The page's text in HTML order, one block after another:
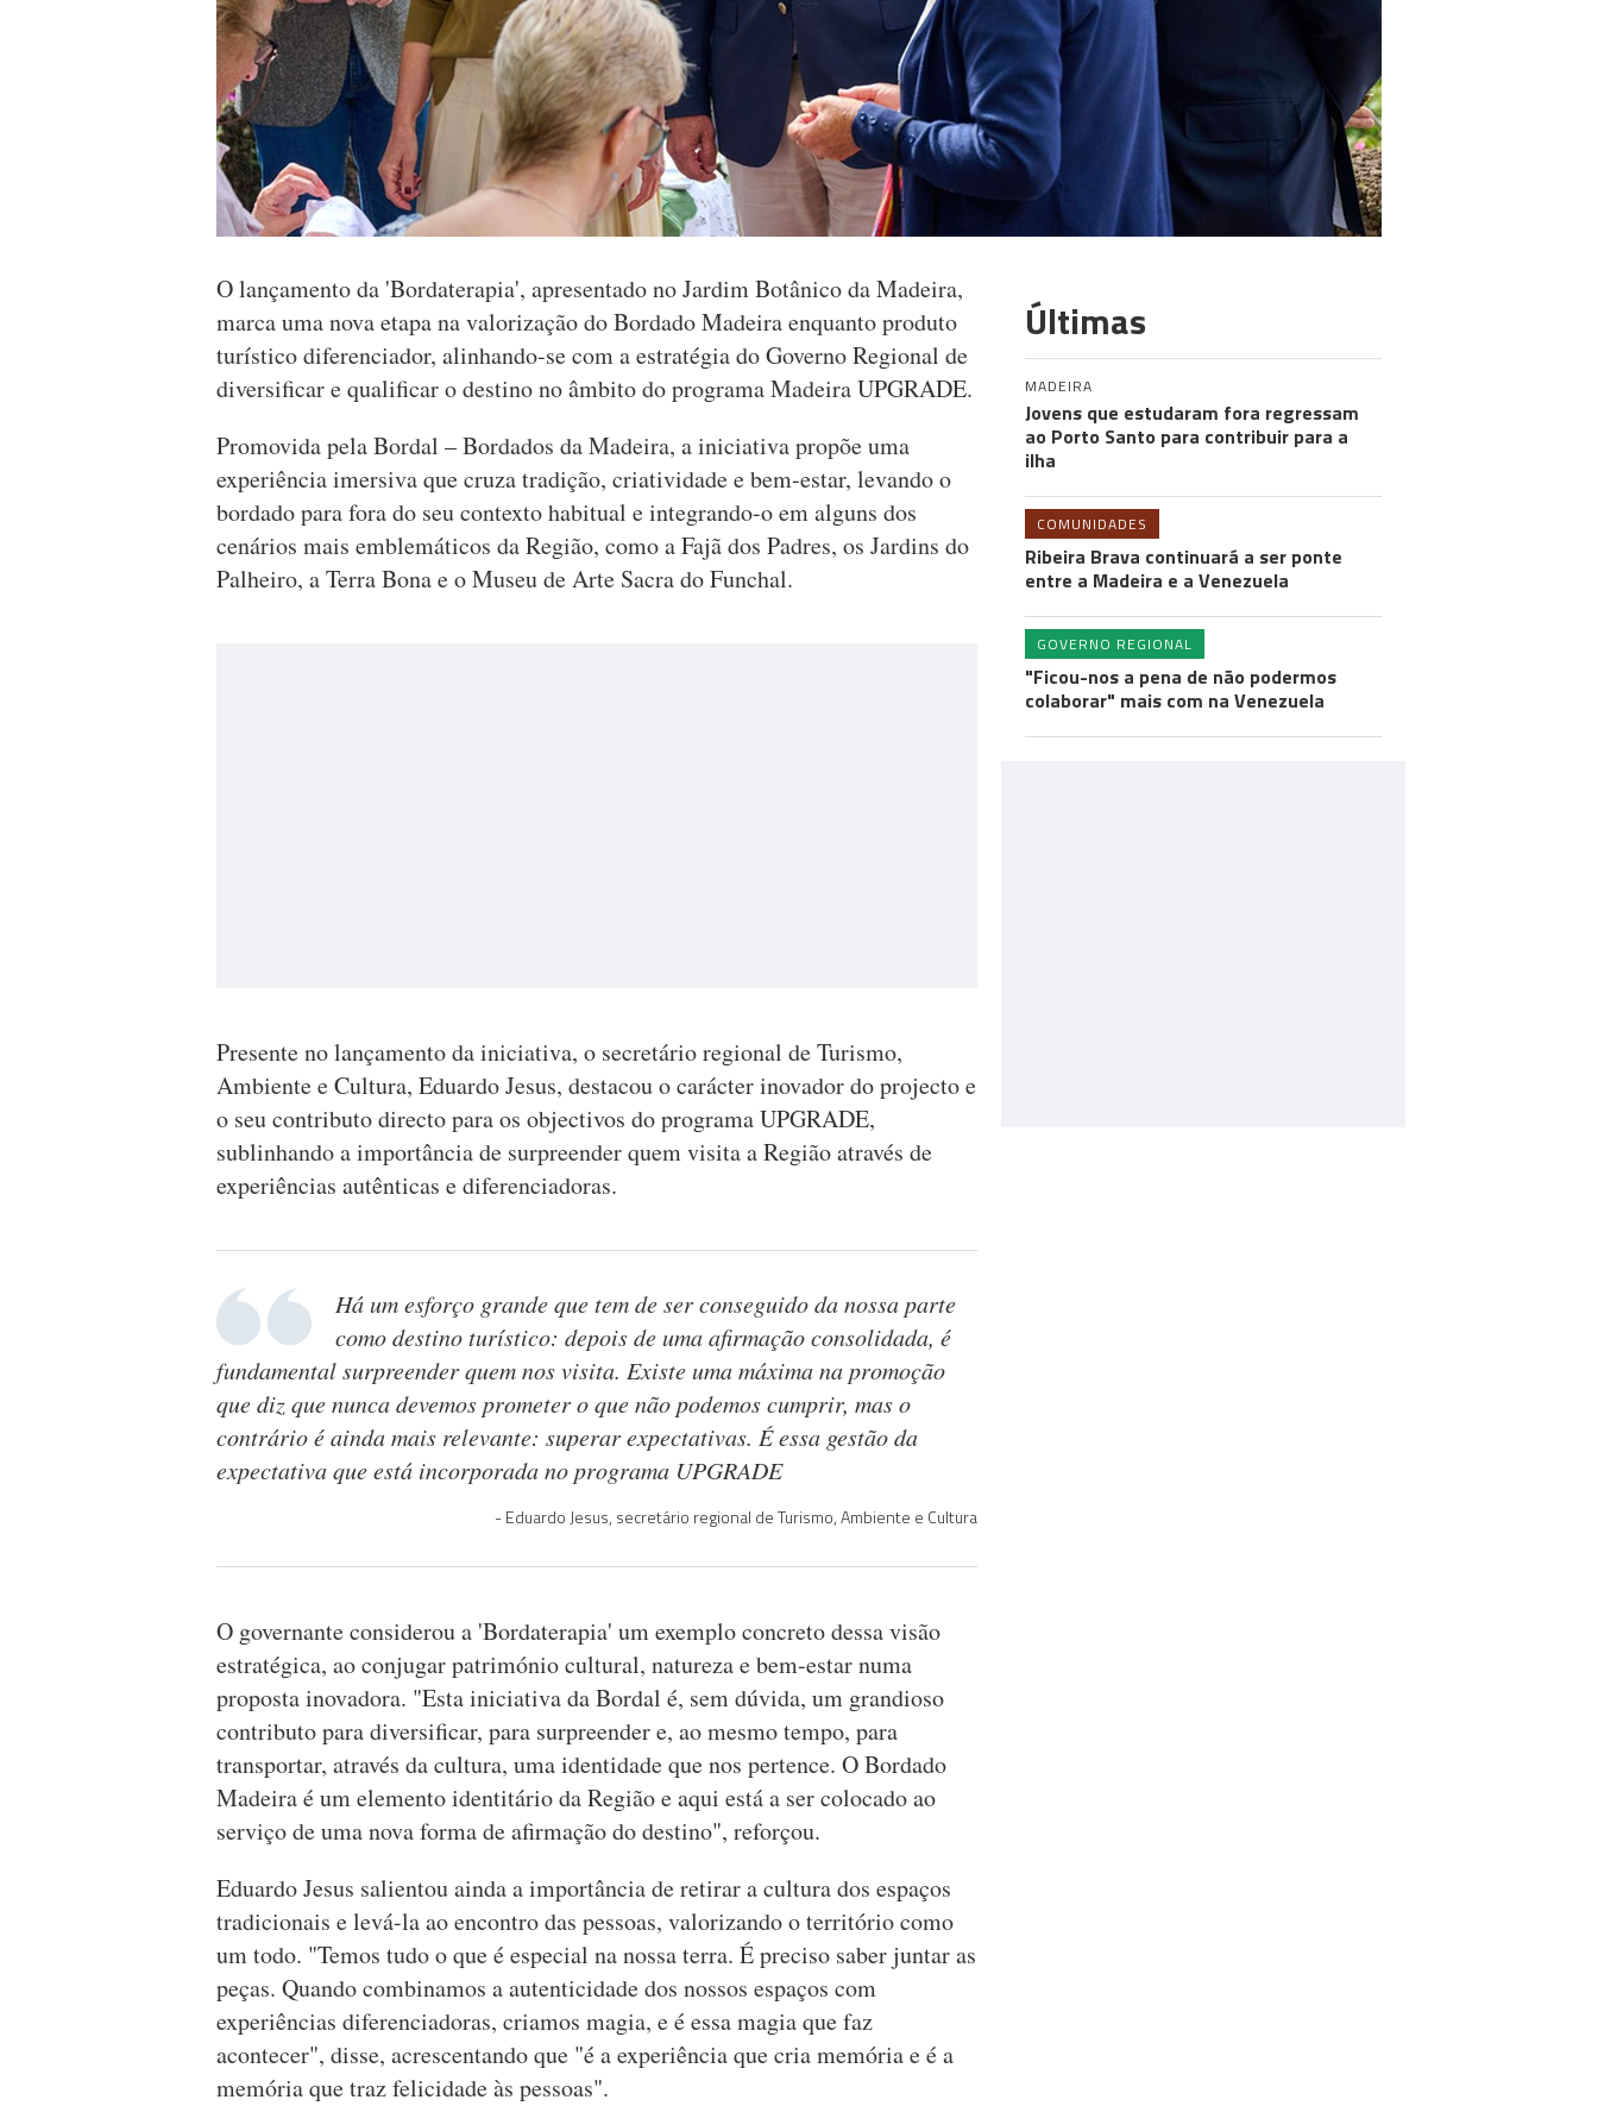
O lançamento da 'Bordaterapia', apresentado no Jardim Botânico da Madeira,
marca uma nova etapa na valorização do Bordado Madeira enquanto produto
turístico diferenciador, alinhando-se com a estratégia do Governo Regional de
diversificar e qualificar o destino no âmbito do programa Madeira UPGRADE.
Promovida pela Bordal – Bordados da Madeira, a iniciativa propõe uma
experiência imersiva que cruza tradição, criatividade e bem-estar, levando o
bordado para fora do seu contexto habitual e integrando-o em alguns dos
cenários mais emblemáticos da Região, como a Fajã dos Padres, os Jardins do
Palheiro, a Terra Bona e o Museu de Arte Sacra do Funchal.
Presente no lançamento da iniciativa, o secretário regional de Turismo,
Ambiente e Cultura, Eduardo Jesus, destacou o carácter inovador do projecto e
o seu contributo directo para os objectivos do programa UPGRADE,
sublinhando a importância de surpreender quem visita a Região através de
experiências autênticas e diferenciadoras.
Há um esforço grande que tem de ser conseguido da nossa parte
como destino turístico: depois de uma afirmação consolidada, é
fundamental surpreender quem nos visita. Existe uma máxima na promoção
que diz que nunca devemos prometer o que não podemos cumprir, mas o
contrário é ainda mais relevante: superar expectativas. É essa gestão da
expectativa que está incorporada no programa UPGRADE
Eduardo Jesus, secretário regional de Turismo, Ambiente e Cultura
O governante considerou a 'Bordaterapia' um exemplo concreto dessa visão
estratégica, ao conjugar património cultural, natureza e bem-estar numa
proposta inovadora. "Esta iniciativa da Bordal é, sem dúvida, um grandioso
contributo para diversificar, para surpreender e, ao mesmo tempo, para
transportar, através da cultura, uma identidade que nos pertence. O Bordado
Madeira é um elemento identitário da Região e aqui está a ser colocado ao
serviço de uma nova forma de afirmação do destino", reforçou.
Eduardo Jesus salientou ainda a importância de retirar a cultura dos espaços
tradicionais e levá-la ao encontro das pessoas, valorizando o território como
um todo. "Temos tudo o que é especial na nossa terra. É preciso saber juntar as
peças. Quando combinamos a autenticidade dos nossos espaços com
experiências diferenciadoras, criamos magia, e é essa magia que faz
acontecer", disse, acrescentando que "é a experiência que cria memória e é a
memória que traz felicidade às pessoas".
Últimas
MADEIRA
Jovens que estudaram fora regressam
ao Porto Santo para contribuir para a
ilha
COMUNIDADES
Ribeira Brava continuará a ser ponte
entre a Madeira e a Venezuela
GOVERNO REGIONAL
"Ficou-nos a pena de não podermos
colaborar" mais com na Venezuela